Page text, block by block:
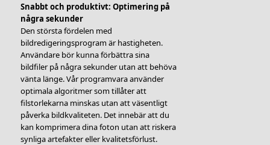
Snabbt och produktivt: Optimering på
några sekunder
Den största fördelen med
bildredigeringsprogram är hastigheten.
Användare bör kunna förbättra sina
bildfiler på några sekunder utan att behöva
vänta länge. Vår programvara använder
optimala algoritmer som tillåter att
filstorlekarna minskas utan att väsentligt
påverka bildkvaliteten. Det innebär att du
kan komprimera dina foton utan att riskera
synliga artefakter eller kvalitetsförlust.